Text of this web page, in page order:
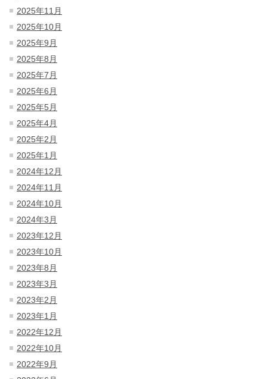
2025年11月
2025年10月
2025年9月
2025年8月
2025年7月
2025年6月
2025年5月
2025年4月
2025年2月
2025年1月
2024年12月
2024年11月
2024年10月
2024年3月
2023年12月
2023年10月
2023年8月
2023年3月
2023年2月
2023年1月
2022年12月
2022年10月
2022年9月